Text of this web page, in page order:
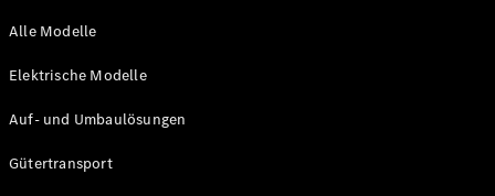
Horizon
Marco Polo
Probefahrt
Alle Modelle
Elektrische Modelle
Auf- und Umbaulösungen
Gütertransport